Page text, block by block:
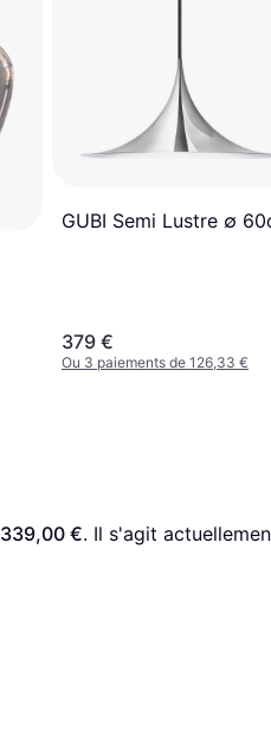
GUBI Semi Lustre ∅
379 €
Ou 3 paiements de 126,33 €
339,00 €. Il s'agit